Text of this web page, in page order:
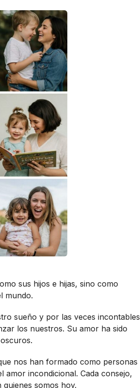
sus hijos e hijas, sino como
mundo.
sueño y por las veces incontables
los nuestros. Su amor ha sido
nos han formado como personas
amor incondicional. Cada consejo,
somos hoy.